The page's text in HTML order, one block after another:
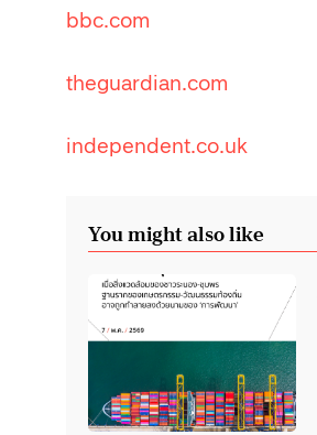
bbc.com
theguardian.com
independent.co.uk
You might also like